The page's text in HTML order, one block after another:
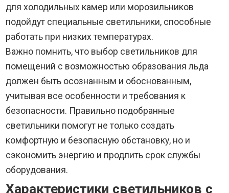
для холодильных камер или морозильников
подойдут специальные светильники, способные
работать при низких температурах.
Важно помнить, что выбор светильников для
помещений с возможностью образования льда
должен быть осознанным и обоснованным,
учитывая все особенности и требования к
безопасности. Правильно подобранные
светильники помогут не только создать
комфортную и безопасную обстановку, но и
сэкономить энергию и продлить срок службы
оборудования.
Характеристики светильников с